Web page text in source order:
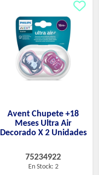
Avent Chupete +18
Meses Ultra Air
Decorado X 2 Unidades
75234922
En Stock: 2